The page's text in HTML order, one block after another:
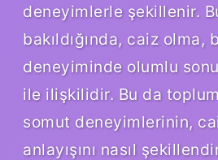
deneyimlerle şekillenir.
bakıldığında, caiz
deneyiminde olumlu
ile ilişkilidir. Bu da
somut deneyimlerinin,
anlayışını nasıl